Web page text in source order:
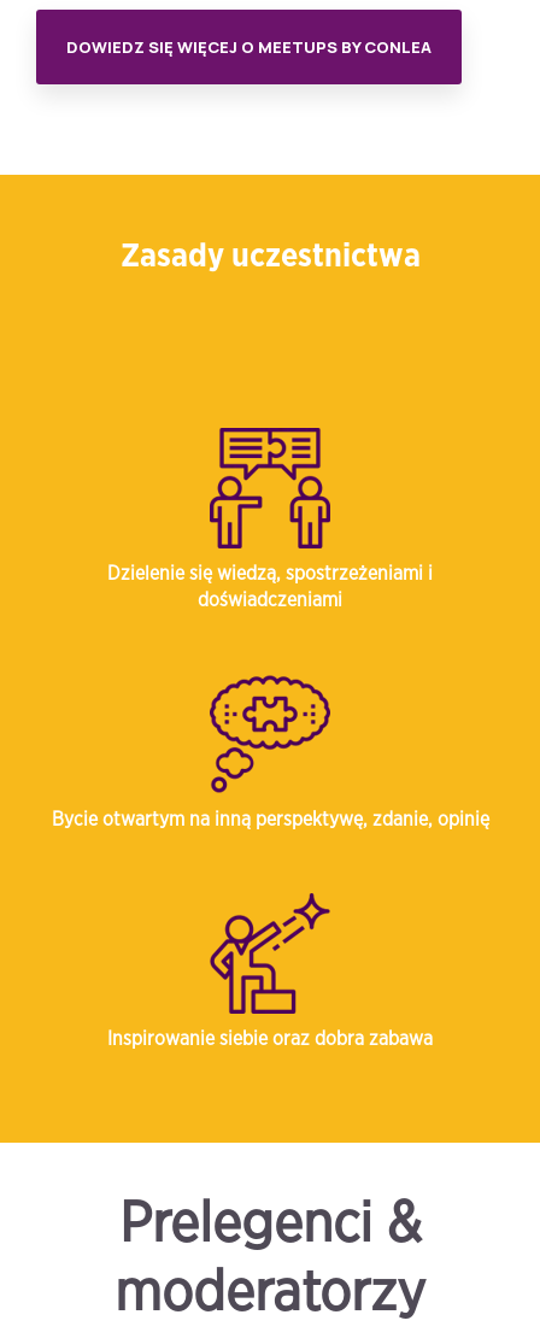
DOWIEDZ SIĘ WIĘCEJ O MEETUPS BY CONLEA
Zasady uczestnictwa
Dzielenie się wiedzą, spostrzeżeniami i
doświadczeniami
Bycie otwartym na inną perspektywę, zdanie, opinię
Inspirowanie siebie oraz dobra zabawa
Prelegenci &
moderatorzy